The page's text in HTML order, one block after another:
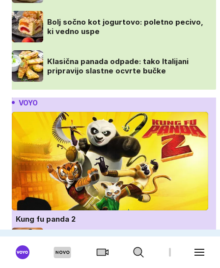
Bolj sočno kot jogurtovo: poletno pecivo,
ki vedno uspe
Klasična panada odpade: tako Italijani
pripravijo slastne ocvrte bučke
VOYO
Kung fu panda 2